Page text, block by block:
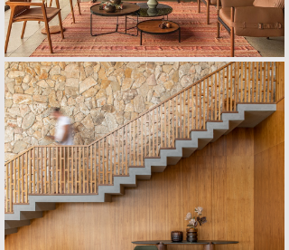
CASA N | M